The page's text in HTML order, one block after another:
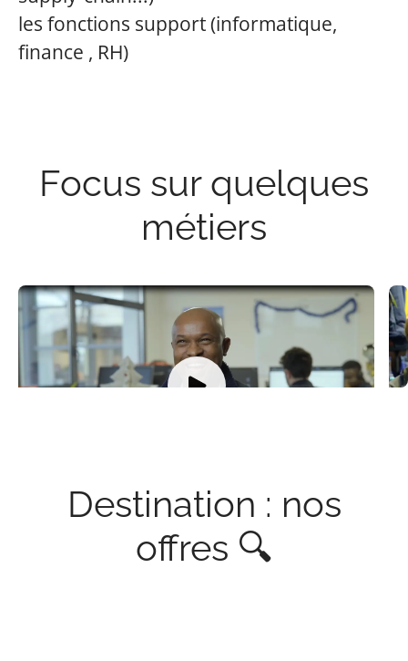
les fonctions support (informatique,
finance , RH)
Focus sur quelques
métiers
Yannick
Comptable
Destination : nos
offres 🔍